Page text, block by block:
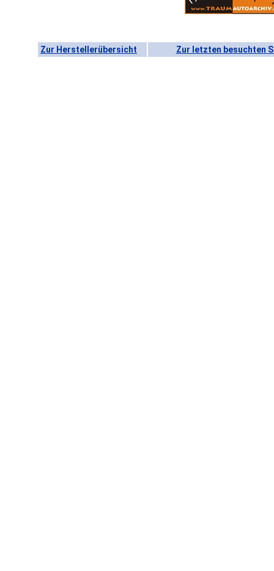
Zur Herstellerübersicht Zur letzten besuchten